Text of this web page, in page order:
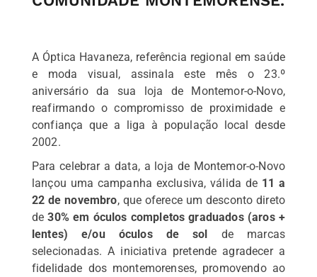
A Óptica Havaneza, referência regional em saúde
e moda visual, assinala este mês o 23.º
aniversário da sua loja de Montemor-o-Novo,
reafirmando o compromisso de proximidade e
confiança que a liga à população local desde
2002.
Para celebrar a data, a loja de Montemor-o-Novo
lançou uma campanha exclusiva, válida de 11 a
22 de novembro, que oferece um desconto direto
de30% em óculos completos graduados (aros +
lentes) e/ou óculos de sol de marcas
selecionadas. A iniciativa pretende agradecer a
fidelidade dos montemorenses, promovendo ao